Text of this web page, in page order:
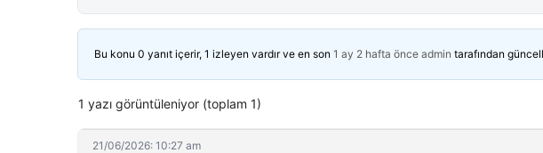
Bu konu 0 yanıt içerir, 1 izleyen vardır ve en son 1 ay 2 hafta önce admin tarafından
1 yazı görüntüleniyor (toplam 1)
21/06/2026: 10:27 am